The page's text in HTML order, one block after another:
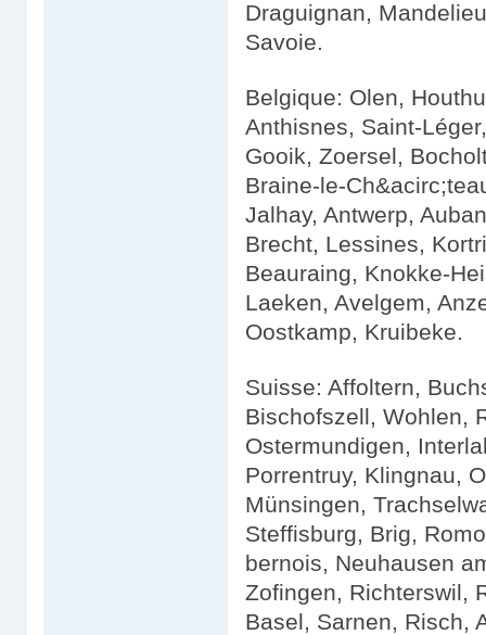
Draguignan,
Savoie.
Belgique: Olen,
Anthisnes, Saint-
Gooik, Zoersel,
Braine-le-
Jalhay, Antwerp,
Brecht, Lessines,
Beauraing, Knokke-
Laeken, Avelgem,
Oostkamp, Kruibeke.
Suisse: Affoltern,
Bischofszell, Wohlen,
Ostermundigen,
Porrentruy, Klingnau,
Münsingen,
Steffisburg, Brig,
bernois, Neuhausen
Zofingen, Richterswil,
Basel, Sarnen, Risch,